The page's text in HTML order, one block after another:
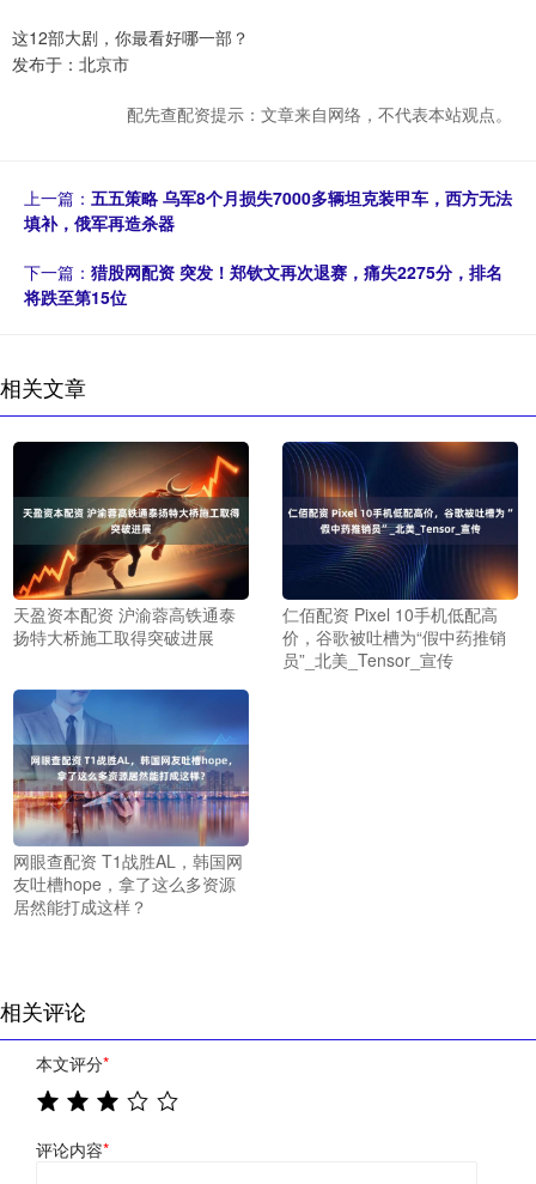
这12部大剧，你最看好哪一部？
发布于：北京市
配先查配资提示：文章来自网络，不代表本站观点。
上一篇： 五五策略 乌军8个月损失7000多辆坦克装甲车，西方无法
填补，俄军再造杀器
下一篇： 猎股网配资 突发！郑钦文再次退赛，痛失2275分，排名
将跌至第15位
相关文章
天盈资本配资 沪渝蓉高铁通泰
扬特大桥施工取得突破进展
仁佰配资 Pixel 10手机低配高
价，谷歌被吐槽为“假中药推销
员”_北美_Tensor_宣传
网眼查配资 T1战胜AL，韩国网
友吐槽hope，拿了这么多资源
居然能打成这样？
相关评论
本文评分*
评论内容*